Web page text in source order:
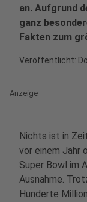
an. Aufgrund
ganz
Fakten zum
Veröffentlicht:
Anzeige
Nichts ist in
vor einem Jahr
Super Bowl im
Ausnahme.
Hunderte